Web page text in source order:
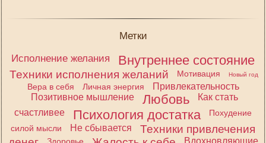
Метки
Исполнение желания
Внутреннее состояние
Техники исполнения желаний Мотивация Новый год
Вера в себя Личная энергия
Привлекательность
Позитивное мышление
Любовь
Как стать
счастливее
Психология достатка
Похудение
силой мысли
Не сбывается
Техники привлечения
Здоровье
Вдохновляющие